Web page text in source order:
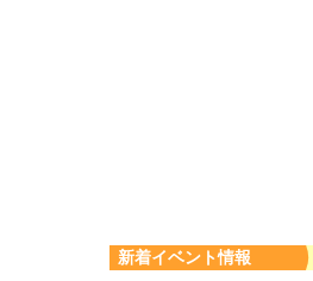
新着イベント情報